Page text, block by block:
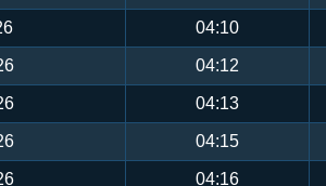
04:10
04:12
04:13
04:15
04:16